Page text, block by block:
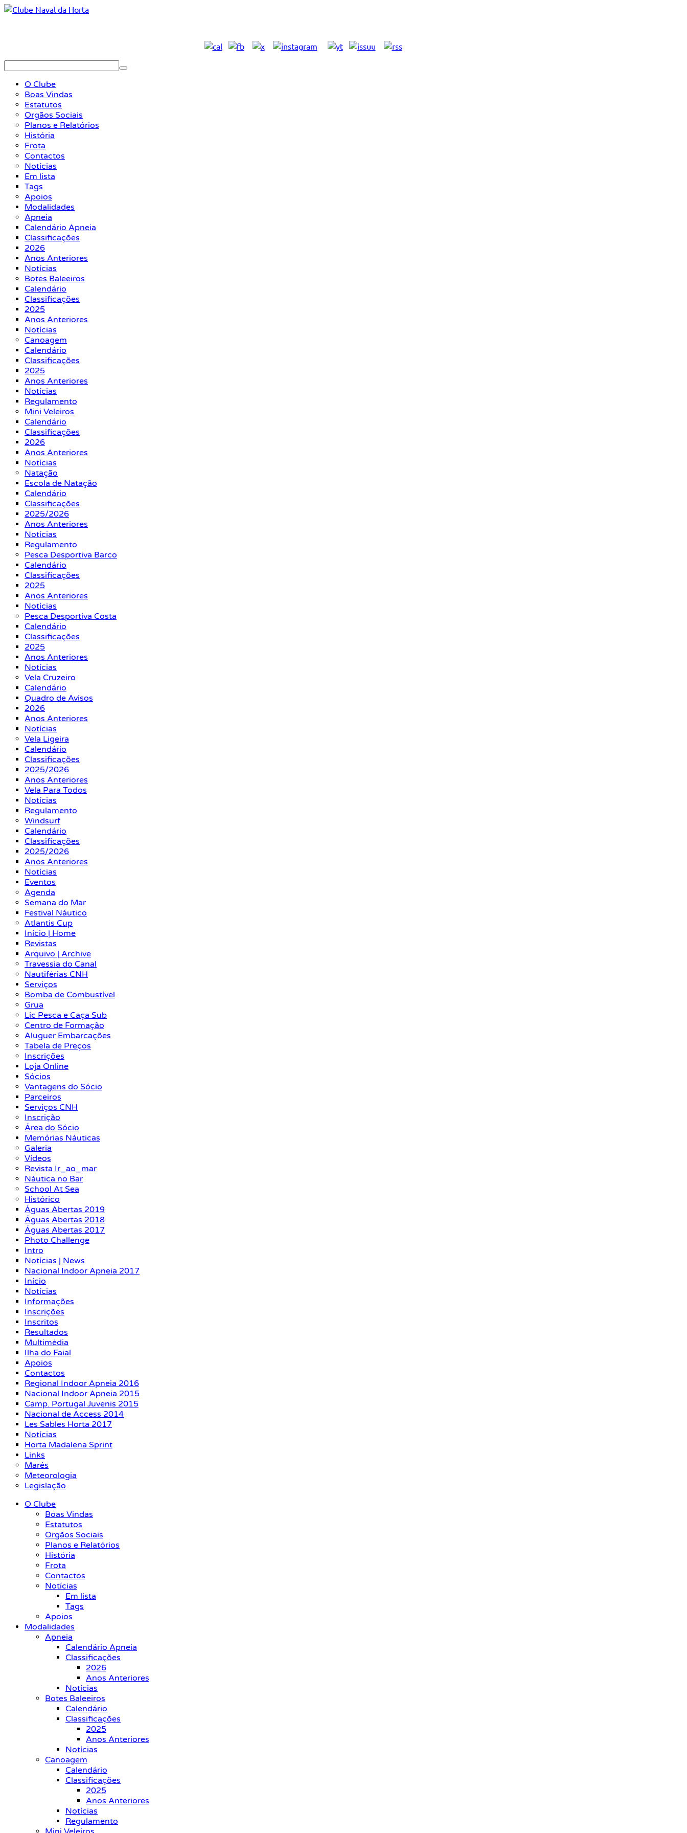
O Clube
Boas Vindas
Estatutos
Orgãos Sociais
Planos e Relatórios
História
Frota
Contactos
Notícias
Em lista
Tags
Apoios
Modalidades
Apneia
Calendário Apneia
Classificações
2026
Anos Anteriores
Notícias
Botes Baleeiros
Calendário
Classificações
2025
Anos Anteriores
Notícias
Canoagem
Calendário
Classificações
2025
Anos Anteriores
Notícias
Regulamento
Mini Veleiros
Calendário
Classificações
2026
Anos Anteriores
Notícias
Natação
Escola de Natação
Calendário
Classificações
2025/2026
Anos Anteriores
Notícias
Regulamento
Pesca Desportiva Barco
Calendário
Classificações
2025
Anos Anteriores
Notícias
Pesca Desportiva Costa
Calendário
Classificações
2025
Anos Anteriores
Notícias
Vela Cruzeiro
Calendário
Quadro de Avisos
2026
Anos Anteriores
Notícias
Vela Ligeira
Calendário
Classificações
2025/2026
Anos Anteriores
Vela Para Todos
Notícias
Regulamento
Windsurf
Calendário
Classificações
2025/2026
Anos Anteriores
Notícias
Eventos
Agenda
Semana do Mar
Festival Náutico
Atlantis Cup
Início | Home
Revistas
Arquivo | Archive
Travessia do Canal
Nautiférias CNH
Serviços
Bomba de Combustível
Grua
Lic Pesca e Caça Sub
Centro de Formação
Aluguer Embarcações
Tabela de Preços
Inscrições
Loja Online
Sócios
Vantagens do Sócio
Parceiros
Serviços CNH
Inscrição
Área do Sócio
Memórias Náuticas
Galeria
Vídeos
Revista Ir_ao_mar
Náutica no Bar
School At Sea
Histórico
Águas Abertas 2019
Águas Abertas 2018
Águas Abertas 2017
Photo Challenge
Intro
Notícias | News
Nacional Indoor Apneia 2017
Início
Notícias
Informações
Inscrições
Inscritos
Resultados
Multimédia
Ilha do Faial
Apoios
Contactos
Regional Indoor Apneia 2016
Nacional Indoor Apneia 2015
Camp. Portugal Juvenis 2015
Nacional de Access 2014
Les Sables Horta 2017
Notícias
Horta Madalena Sprint
Links
Marés
Meteorologia
Legislação
O Clube
Boas Vindas
Estatutos
Orgãos Sociais
Planos e Relatórios
História
Frota
Contactos
Notícias
Em lista
Tags
Apoios
Modalidades
Apneia
Calendário Apneia
Classificações
2026
Anos Anteriores
Notícias
Botes Baleeiros
Calendário
Classificações
2025
Anos Anteriores
Notícias
Canoagem
Calendário
Classificações
2025
Anos Anteriores
Notícias
Regulamento